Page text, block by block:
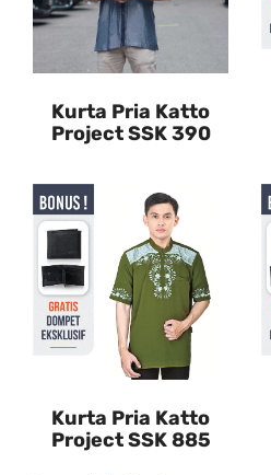
Kurta Pria Katto
Project SSK 390
Kurta Pria Katto
Project SSK 885